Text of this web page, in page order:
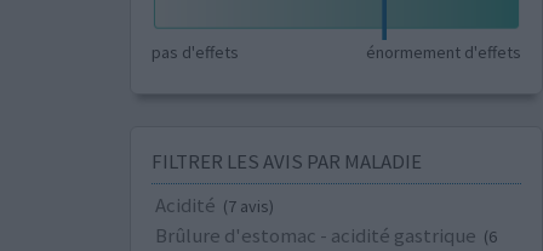
pas d'effets énormement d'effets
FILTRER LES AVIS PAR MALADIE
Acidité (7 avis)
Brûlure d'estomac - acidité gastrique (6